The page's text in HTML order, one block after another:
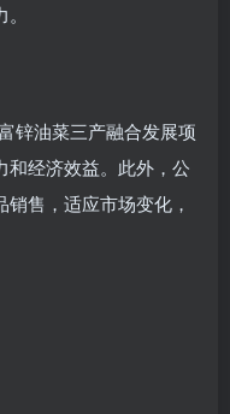
锌油菜三产融合发展项
和经济效益。此外，公
售，适应市场变化，